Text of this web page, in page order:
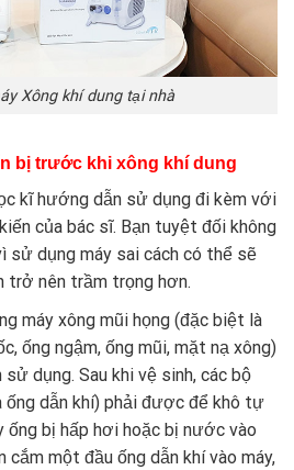
Xông khí dung tại nhà
bị trước khi xông khí dung
kĩ hướng dẫn sử dụng đi kèm với
của bác sĩ. Bạn tuyệt đối không
dụng máy sai cách có thể sẽ
trở nên trầm trọng hơn.
máy xông mũi họng (đặc biệt là
ống ngậm, ống mũi, mặt nạ xông)
dụng. Sau khi vệ sinh, các bộ
ống dẫn khí) phải được để khô tự
ống bị hấp hơi hoặc bị nước vào
cắm một đầu ống dẫn khí vào máy,